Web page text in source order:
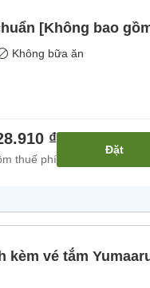
[Không bao
Không bữa ăn
₫
thuế phí
Đặt
kèm vé tắm